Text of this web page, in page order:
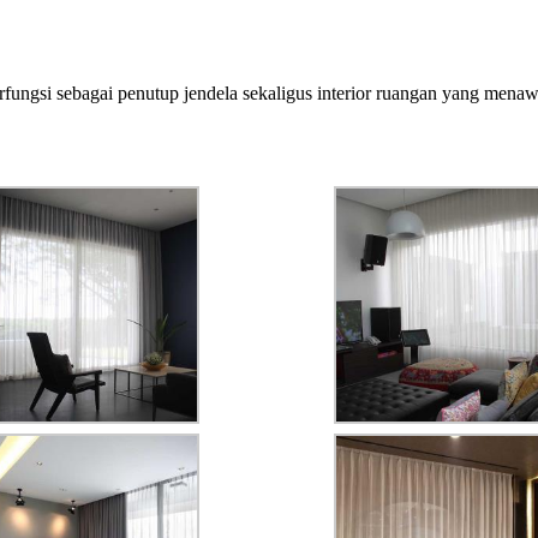
sebagai penutup jendela sekaligus interior ruangan yang